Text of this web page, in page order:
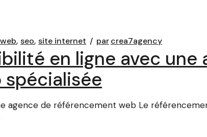
seo site internet parcrea7agency
en ligne avec une
agence de référencement web Le